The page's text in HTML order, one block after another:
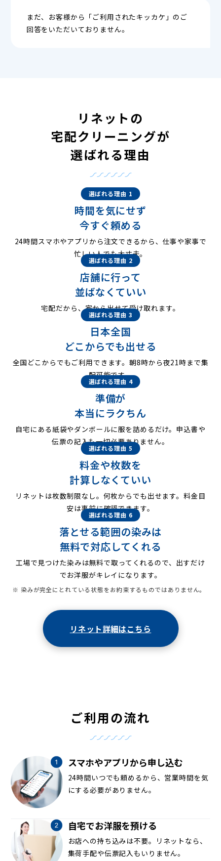
まだ、お客様から「ご利用されたキッカケ」のご
回答をいただいておりません。
リネットの
宅配クリーニングが
選ばれる理由
選ばれる理由 1
時間を気にせず
今すぐ頼める
24時間スマホやアプリから注文できるから、仕事や家事で
忙しい人でも大丈夫。
選ばれる理由 2
店舗に行って
並ばなくていい
宅配だから、家から出せて受け取れます。
選ばれる理由 3
日本全国
どこからでも出せる
全国どこからでもご利用できます。朝8時から夜21時まで集
配可能です。
選ばれる理由 4
準備が
本当にラクちん
自宅にある紙袋やダンボールに服を詰めるだけ。申込書や
伝票の記入も一切必要ありません。
選ばれる理由 5
料金や枚数を
計算しなくていい
リネットは枚数制限なし。何枚からでも出せます。料金目
安は事前に確認できます。
選ばれる理由 6
落とせる範囲の染みは
無料で対応してくれる
工場で見つけた染みは無料で取ってくれるので、出すだけ
でお洋服がキレイになります。
※ 染みが完全にとれている状態をお約束するものではありません。
リネット詳細はこちら
ご利用の流れ
スマホやアプリから申し込む
24時間いつでも頼めるから、営業時間を気
にする必要がありません。
自宅でお洋服を預ける
お店への持ち込みは不要。リネットなら、
集荷手配や伝票記入もいりません。